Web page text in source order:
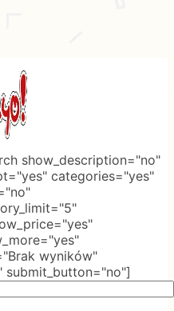
show_description="no"
categories="yes"
wyników"